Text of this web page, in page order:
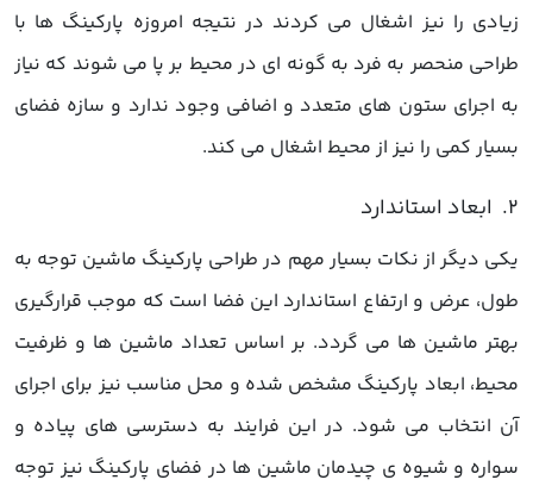
زیادی را نیز اشغال می کردند در نتیجه امروزه پارکینگ ها با
طراحی منحصر به فرد به گونه ای در محیط بر پا می شوند که نیاز
به اجرای ستون های متعدد و اضافی وجود ندارد و سازه فضای
بسیار کمی را نیز از محیط اشغال می کند.
یکی دیگر از نکات بسیار مهم در طراحی پارکینگ ماشین توجه به
طول، عرض و ارتفاع استاندارد این فضا است که موجب قرارگیری
بهتر ماشین ها می گردد. بر اساس تعداد ماشین ها و ظرفیت
محیط، ابعاد پارکینگ مشخص شده و محل مناسب نیز برای اجرای
آن انتخاب می شود. در این فرایند به دسترسی های پیاده و
سواره و شیوه ی چیدمان ماشین ها در فضای پارکینگ نیز توجه